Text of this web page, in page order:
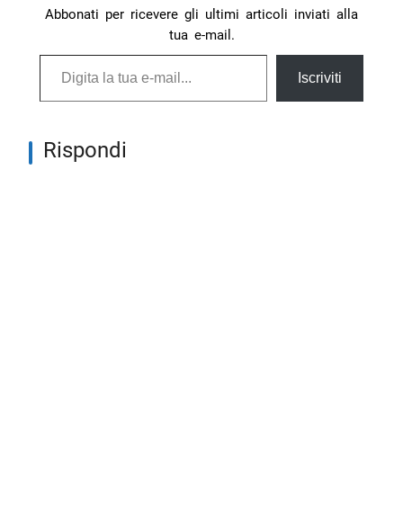
Abbonati per ricevere gli ultimi articoli inviati alla
tua e-mail.
Digita la tua e-mail...
Iscriviti
Rispondi